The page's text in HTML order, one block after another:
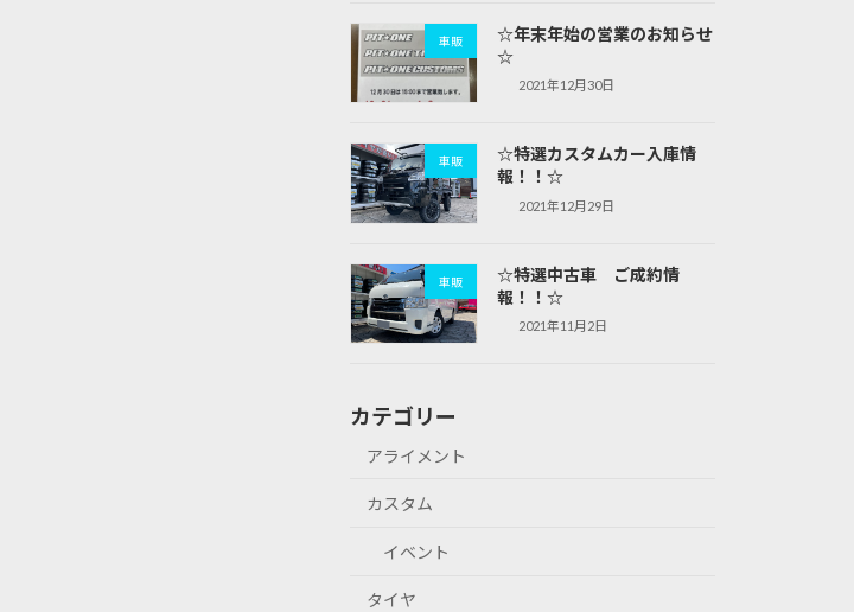
車販
☆年末年始の営業のお知らせ
☆
2021年12月30日
車販
☆特選カスタムカー入庫情
報！！☆
2021年12月29日
車販
☆特選中古車 ご成約情
報！！☆
2021年11月2日
カテゴリー
アライメント
カスタム
イベント
タイヤ